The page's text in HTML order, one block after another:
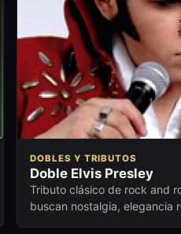
DOBLES Y TRIBUTOS
Doble Elvis Presley
Tributo clásico de rock and
buscan nostalgia, elegancia